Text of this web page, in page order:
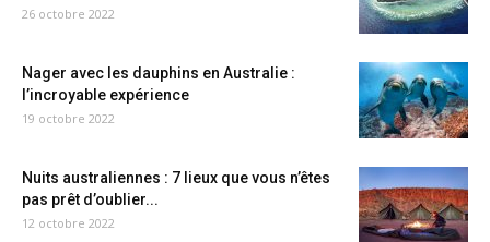
26 octobre 2022
Nager avec les dauphins en Australie :
l’incroyable expérience
19 octobre 2022
Nuits australiennes : 7 lieux que vous n’êtes
pas prêt d’oublier...
12 octobre 2022